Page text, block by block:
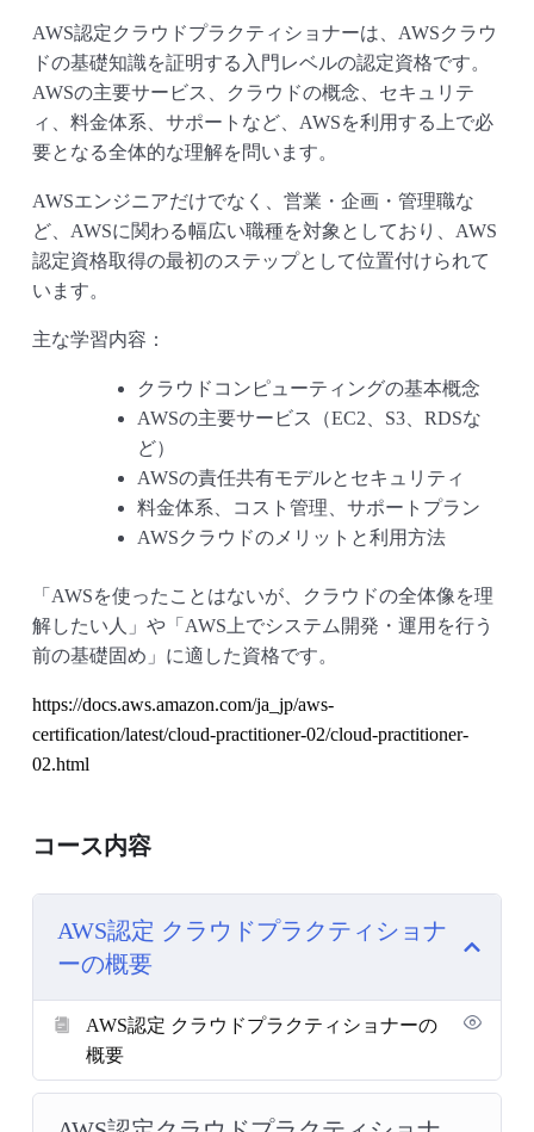
AWS認定クラウドプラクティショナーは、AWSクラウ
ドの基礎知識を証明する入門レベルの認定資格です。
AWSの主要サービス、クラウドの概念、セキュリテ
ィ、料金体系、サポートなど、AWSを利用する上で必
要となる全体的な理解を問います。
AWSエンジニアだけでなく、営業・企画・管理職な
ど、AWSに関わる幅広い職種を対象としており、AWS
認定資格取得の最初のステップとして位置付けられて
います。
主な学習内容：
クラウドコンピューティングの基本概念
AWSの主要サービス（EC2、S3、RDSな
ど）
AWSの責任共有モデルとセキュリティ
料金体系、コスト管理、サポートプラン
AWSクラウドのメリットと利用方法
「AWSを使ったことはないが、クラウドの全体像を理
解したい人」や「AWS上でシステム開発・運用を行う
前の基礎固め」に適した資格です。
https://docs.aws.amazon.com/ja_jp/aws-
certification/latest/cloud-practitioner-02/cloud-practitioner-
02.html
コース内容
AWS認定 クラウドプラクティショナ
ーの概要
AWS認定 クラウドプラクティショナーの
概要